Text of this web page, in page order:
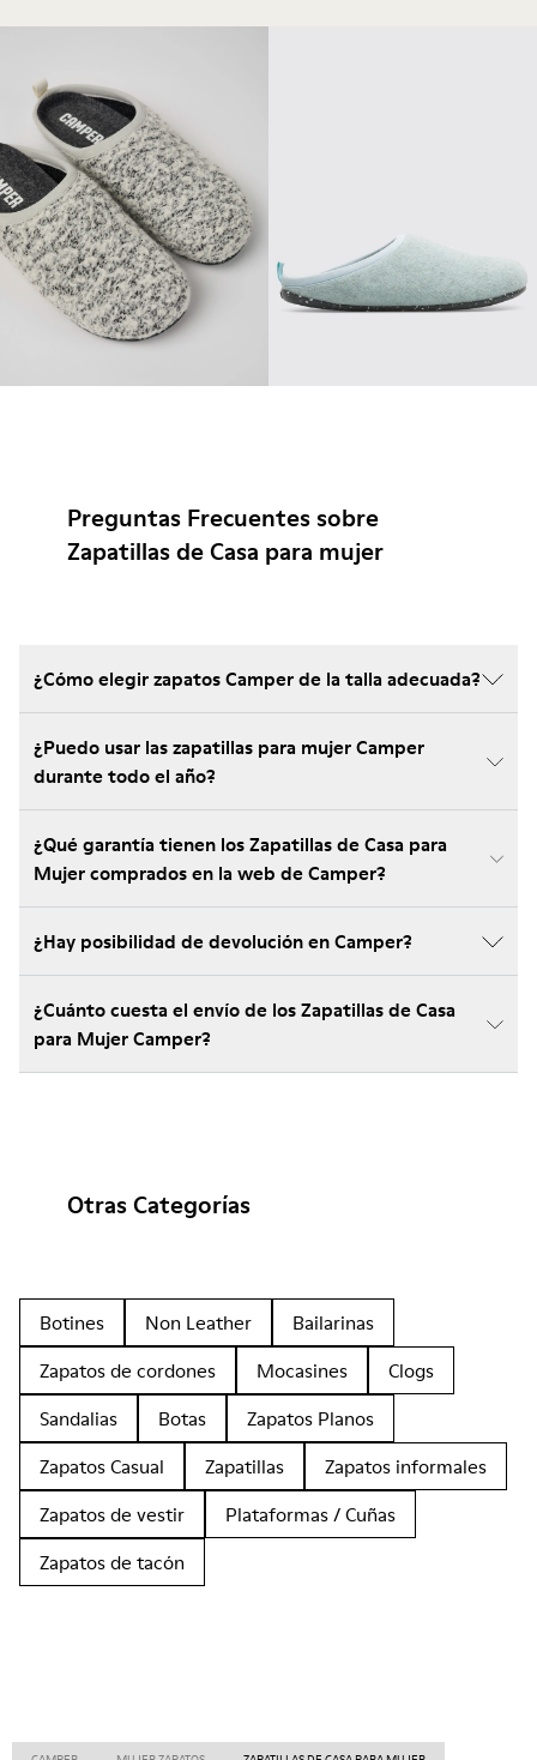
Preguntas Frecuentes sobre
Zapatillas de Casa para mujer
¿Cómo elegir zapatos Camper de la talla adecuada?
¿Puedo usar las zapatillas para mujer Camper
durante todo el año?
¿Qué garantía tienen los Zapatillas de Casa para
Mujer comprados en la web de Camper?
¿Hay posibilidad de devolución en Camper?
¿Cuánto cuesta el envío de los Zapatillas de Casa
para Mujer Camper?
Otras Categorías
Botines Non Leather
Bailarinas
Zapatos de cordones
Mocasines
Clogs
Sandalias
Botas
Zapatos Planos
Zapatos Casual
Zapatillas
Zapatos informales
Zapatos de vestir
Plataformas / Cuñas
Zapatos de tacón